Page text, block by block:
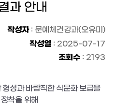
과 안내
작성자: 문예체건강과(오유미)
작성일 : 2025-07-17
조회수 : 2193
형성과 바람직한 식문화 보급을
착을 위해